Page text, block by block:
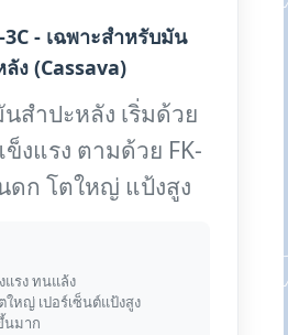
3C - เฉพาะสำหรับมัน
ง (Cassava)
สำปะหลัง เริ่มด้วย
งแรง ตามด้วย FK-
ดก โตใหญ่ แป้งสูง
แรง ทนแล้ง
ใหญ่ เปอร์เซ็นต์แป้งสูง
นมาก